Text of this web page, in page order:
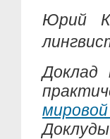
Юрий
Доклад